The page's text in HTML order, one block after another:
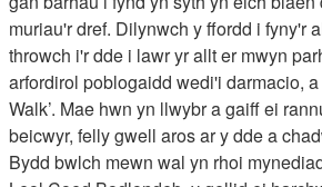
muriau'r dref. Dilynwch y ffordd i fyny'r
throwch i'r dde i lawr yr allt er mwyn
arfordirol poblogaidd wedi'i darmacio, a
Walk’. Mae hwn yn llwybr a gaiff ei
beicwyr, felly gwell aros ar y dde a
Bydd bwlch mewn wal yn rhoi